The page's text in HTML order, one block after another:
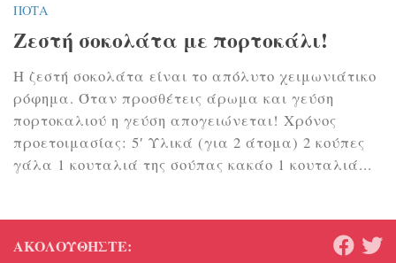
ΠΟΤΆ
Ζεστή σοκολάτα με πορτοκάλι!
Η ζεστή σοκολάτα είναι το απόλυτο χειμωνιάτικο
ρόφημα. Όταν προσθέτεις άρωμα και γεύση
πορτοκαλιού η γεύση απογειώνεται! Χρόνος
προετοιμασίας: 5′ Υλικά (για 2 άτομα) 2 κούπες
γάλα 1 κουταλιά της σούπας κακάο 1 κουταλιά...
ΑΚΟΛΟΥΘΉΣΤΕ: